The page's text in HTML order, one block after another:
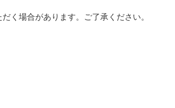
く場合があります。ご了承ください。